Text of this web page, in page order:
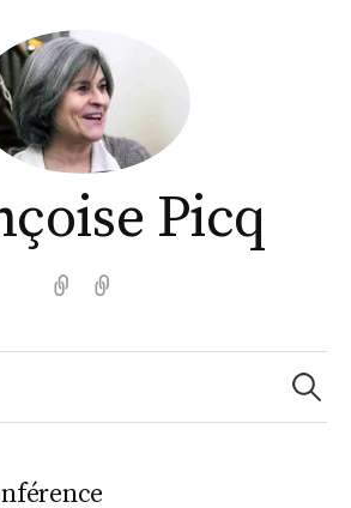
Picq
English